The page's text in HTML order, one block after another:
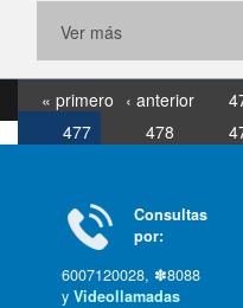
Ver más
« primero ‹ anterior
477
478
Consultas
por:
6007120028, ✽8088
yVideollamadas